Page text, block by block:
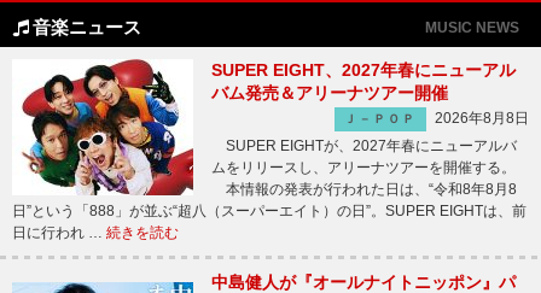
音楽ニュース MUSIC NEWS
SUPER EIGHT、2027年春にニューアル
バム発売＆アリーナツアー開催
Ｊ－ＰＯＰ
2026年8月8日
SUPER EIGHTが、2027年春にニューアルバ
ムをリリースし、アリーナツアーを開催する。
本情報の発表が行われた日は、“令和8年8月8
日”という「888」が並ぶ“超八（スーパーエイト）の日”。SUPER EIGHTは、前
日に行われ … 続きを読む
中島健人が『オールナイトニッポン』パ